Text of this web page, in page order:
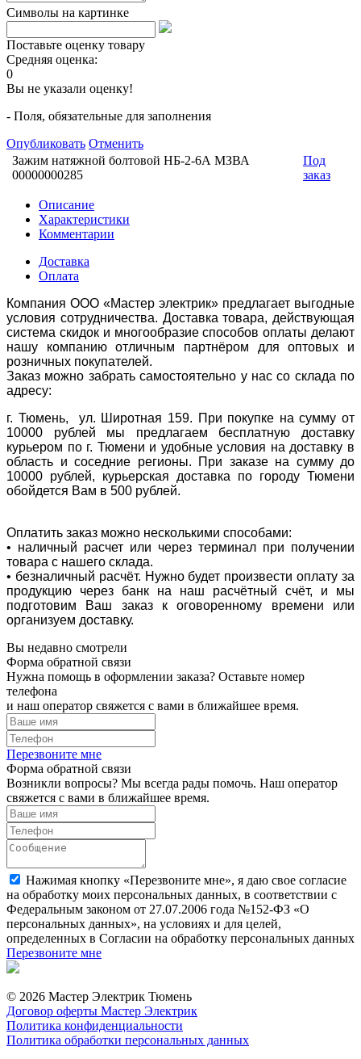
Символы на картинке
Поставьте оценку товару
Средняя оценка:
0
Вы не указали оценку!
- Поля, обязательные для заполнения
Опубликовать Отменить
Зажим натяжной болтовой НБ-2-6А МЗВА
00000000285
Под
заказ
Описание
Характеристики
Комментарии
Доставка
Оплата
Компания ООО «Мастер электрик» предлагает выгодные
условия сотрудничества. Доставка товара, действующая
система скидок и многообразие способов оплаты делают
нашу компанию отличным партнёром для оптовых и
розничных покупателей.
Заказ можно забрать самостоятельно у нас со склада по
адресу:
г. Тюмень, ул. Широтная 159. При покупке на сумму от
10000 рублей мы предлагаем бесплатную доставку
курьером по г. Тюмени и удобные условия на доставку в
область и соседние регионы. При заказе на сумму до
10000 рублей, курьерская доставка по городу Тюмени
обойдется Вам в 500 рублей.
Оплатить заказ можно несколькими способами:
• наличный расчет или через терминал при получении
товара с нашего склада.
• безналичный расчёт. Нужно будет произвести оплату за
продукцию через банк на наш расчётный счёт, и мы
подготовим Ваш заказ к оговоренному времени или
организуем доставку.
Вы недавно смотрели
Форма обратной связи
Нужна помощь в оформлении заказа? Оставьте номер
телефона
и наш оператор свяжется с вами в ближайшее время.
Перезвоните мне
Форма обратной связи
Возникли вопросы? Мы всегда рады помочь. Наш оператор
свяжется с вами в ближайшее время.
Нажимая кнопку «Перезвоните мне», я даю свое согласие
на обработку моих персональных данных, в соответствии с
Федеральным законом от 27.07.2006 года №152-ФЗ «О
персональных данных», на условиях и для целей,
определенных в Согласии на обработку персональных данных
Перезвоните мне
© 2026 Мастер Электрик Тюмень
Договор оферты Мастер Электрик
Политика конфиденциальности
Политика обработки персональных данных